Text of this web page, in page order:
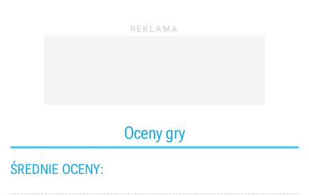
Oceny gry
ŚREDNIE OCENY: